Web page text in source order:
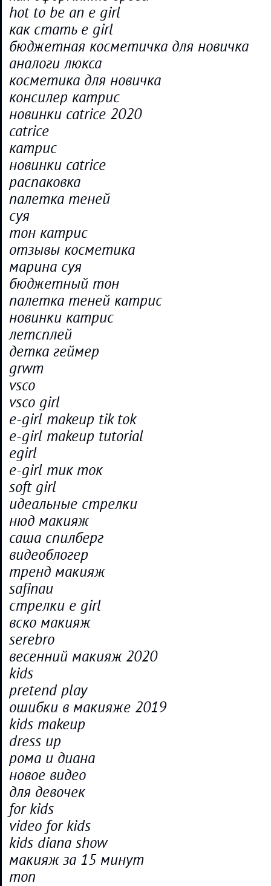
hot to be an e girl
как стать e girl
бюджетная косметичка для новичка
аналоги люкса
косметика для новичка
консилер катрис
новинки catrice 2020
catrice
катрис
новинки catrice
распаковка
палетка теней
суя
тон катрис
отзывы косметика
марина суя
бюджетный тон
палетка теней катрис
новинки катрис
летсплей
детка геймер
grwm
vsco
vsco girl
e-girl makeup tik tok
e-girl makeup tutorial
egirl
e-girl тик ток
soft girl
идеальные стрелки
нюд макияж
саша спилберг
видеоблогер
тренд макияж
safinau
стрелки e girl
вско макияж
serebro
весенний макияж 2020
kids
pretend play
ошибки в макияже 2019
kids makeup
dress up
рома и диана
новое видео
для девочек
for kids
video for kids
kids diana show
макияж за 15 минут
топ